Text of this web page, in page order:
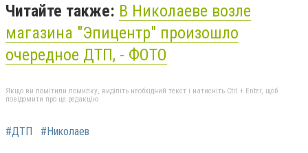
Читайте также: В Николаеве возле
магазина "Эпицентр" произошло
очередное ДТП, - ФОТО
Якщо ви помітили помилку, виділіть необхідний текст і натисніть Ctrl + Enter, щоб
повідомити про це редакцію
#ДТП #Николаев